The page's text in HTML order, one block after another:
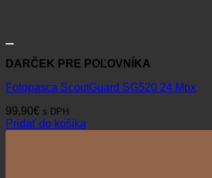
DARČEK PRE POĽOVNÍKA
Fotopasca ScoutGuard SG520 24 Mpx
99,90€ s DPH
Pridať do košíka